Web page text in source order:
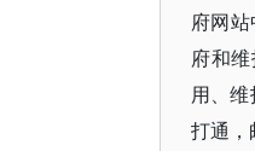
府网
府和
用、
打通，